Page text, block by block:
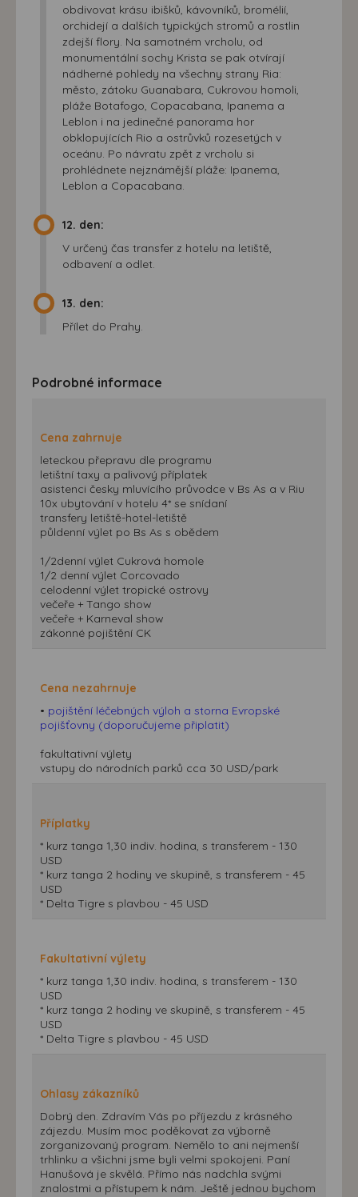
obdivovat krásu ibišků, kávovníků, bromélií,
orchidejí a dalších typických stromů a rostlin
zdejší flory. Na samotném vrcholu, od
monumentální sochy Krista se pak otvírají
nádherné pohledy na všechny strany Ria:
město, zátoku Guanabara, Cukrovou homoli,
pláže Botafogo, Copacabana, Ipanema a
Leblon i na jedinečné panorama hor
obklopujících Rio a ostrůvků rozesetých v
oceánu. Po návratu zpět z vrcholu si
prohlédnete nejznámější pláže: Ipanema,
Leblon a Copacabana.
12. den:
V určený čas transfer z hotelu na letiště,
odbavení a odlet.
13. den:
Přílet do Prahy.
Podrobné informace
Cena zahrnuje
leteckou přepravu dle programu
letištní taxy a palivový příplatek
asistenci česky mluvícího průvodce v Bs As a v Riu
10x ubytování v hotelu 4* se snídaní
transfery letiště-hotel-letiště
půldenní výlet po Bs As s obědem
1/2denní výlet Cukrová homole
1/2 denní výlet Corcovado
celodenní výlet tropické ostrovy
večeře + Tango show
večeře + Karneval show
zákonné pojištění CK
Cena nezahrnuje
• pojištění léčebných výloh a storna Evropské
pojišťovny (doporučujeme připlatit)
fakultativní výlety
vstupy do národních parků cca 30 USD/park
Příplatky
* kurz tanga 1,30 indiv. hodina, s transferem - 130
USD
* kurz tanga 2 hodiny ve skupině, s transferem - 45
USD
* Delta Tigre s plavbou - 45 USD
Fakultativní výlety
* kurz tanga 1,30 indiv. hodina, s transferem - 130
USD
* kurz tanga 2 hodiny ve skupině, s transferem - 45
USD
* Delta Tigre s plavbou - 45 USD
Ohlasy zákazníků
Dobrý den. Zdravím Vás po příjezdu z krásného
zájezdu. Musím moc poděkovat za výborně
zorganizovaný program. Nemělo to ani nejmenší
trhlinku a všichni jsme byli velmi spokojeni. Paní
Hanušová je skvělá. Přímo nás nadchla svými
znalostmi a přístupem k nám. Ještě jednou bychom
zájmech. Na základě těchto informací není zpravidla
možná bezprostřední identifikace uživatele. Bez vyjádření
souhlasu, nedojde k zobrazování obsahu a reklam
přizpůsobených Vašim zájmům.